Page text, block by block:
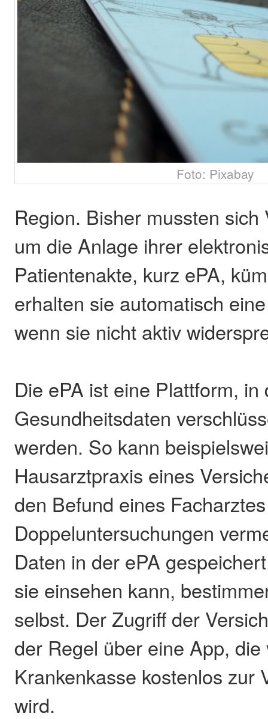
Foto: Pixabay
Region. Bisher mussten
um die Anlage ihrer
Patientenakte, kurz ePA,
erhalten sie automatisch
wenn sie nicht aktiv
Die ePA ist eine Plattform, in
Gesundheitsdaten
werden. So kann
Hausarztpraxis eines
den Befund eines
Doppeluntersuchungen
Daten in der ePA
sie einsehen kann,
selbst. Der Zugriff der
der Regel über eine App,
Krankenkasse kostenlos zur
wird.